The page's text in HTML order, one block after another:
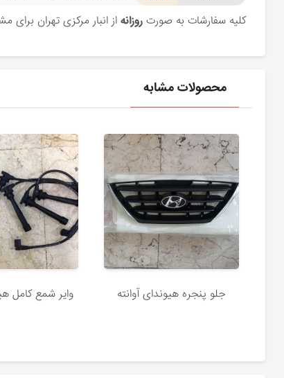
کلیه سفارشات به صورتروزانه از انبار مرکزی تهران
محصولات مشابه
جلو پنجره هیوندای آوانته وایر شمع کامل